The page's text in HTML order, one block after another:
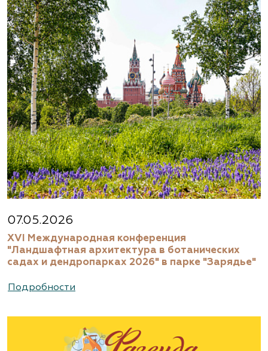
07.05.2026
XVI Международная конференция
"Ландшафтная архитектура в ботанических
садах и дендропарках 2026" в парке "Зарядье"
Подробности